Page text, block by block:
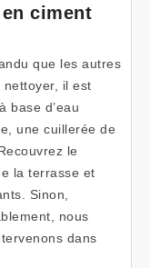
ciment
que les autres
il est
base d’eau
une cuillerée de
le
la terrasse et
Sinon,
nous
dans